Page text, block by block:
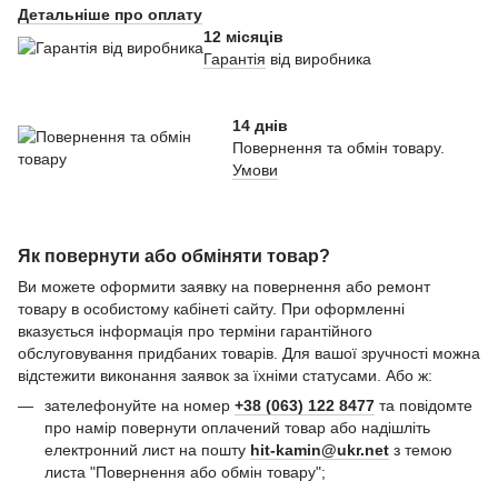
Детальніше про оплату
12 місяців
Гарантія від виробника
14 днів
Повернення та обмін товару.
Умови
Як повернути або обміняти товар?
Ви можете оформити заявку на повернення або ремонт
товару в особистому кабінеті сайту. При оформленні
вказується інформація про терміни гарантійного
обслуговування придбаних товарів. Для вашої зручності можна
відстежити виконання заявок за їхніми статусами. Або ж:
зателефонуйте на номер +38 (063) 122 8477 та повідомте
про намір повернути оплачений товар або надішліть
електронний лист на пошту hit-kamin@ukr.net з темою
листа "Повернення або обмін товару";